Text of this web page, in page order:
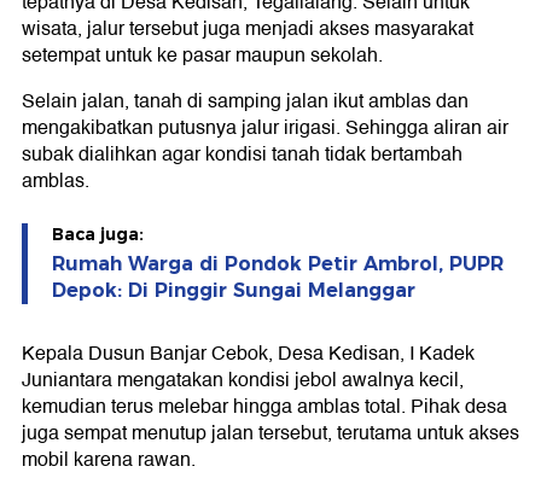
wisata, jalur tersebut juga menjadi akses masyarakat
setempat untuk ke pasar maupun sekolah.
Selain jalan, tanah di samping jalan ikut amblas dan
mengakibatkan putusnya jalur irigasi. Sehingga aliran air
subak dialihkan agar kondisi tanah tidak bertambah
amblas.
Baca juga:
Rumah Warga di Pondok Petir Ambrol, PUPR
Depok: Di Pinggir Sungai Melanggar
Kepala Dusun Banjar Cebok, Desa Kedisan, I Kadek
Juniantara mengatakan kondisi jebol awalnya kecil,
kemudian terus melebar hingga amblas total. Pihak desa
juga sempat menutup jalan tersebut, terutama untuk akses
mobil karena rawan.